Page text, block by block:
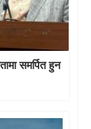
समर्पित हुन